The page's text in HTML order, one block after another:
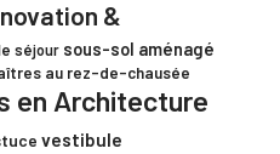
&
séjour sous-sol aménagé
au rez-de-chausée
en Architecture
vestibule